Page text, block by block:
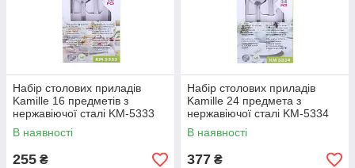
Набір столових приладів
Kamille 16 предметів з
нержавіючої сталі KM-5333
В наявності
255 ₴
Набір столових приладів
Kamille 24 предмета з
нержавіючої сталі KM-5334
В наявності
377 ₴